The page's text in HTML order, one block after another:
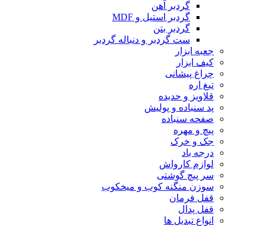
گردبر آهن
گردبر استیل و MDF
گردبر بتن
ست گردبر و دنباله گردبر
جعبه ابزار
کیف ابزار
چراغ پیشانی
تیغ اره
قلاویز و حدیده
پد سنباده و پولیش
صفحه سنباده
پیچ و مهره
جک و خرک
درجه باد
لوازم کارواش
سر پیچ گوشتی
سوزن منگنه کوب و میخکوب
قفل فرمان
قفل پدال
انواع تبدیل ها